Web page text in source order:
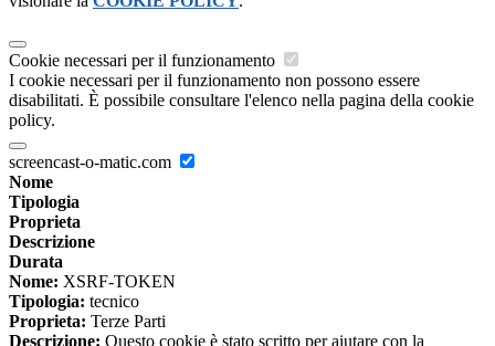
Cookie necessari per il funzionamento
I cookie necessari per il funzionamento non possono essere
disabilitati. È possibile consultare l'elenco nella pagina della cookie
policy.
screencast-o-matic.com
Nome
Tipologia
Proprieta
Descrizione
Durata
Nome: XSRF-TOKEN
Tipologia: tecnico
Proprieta: Terze Parti
Descrizione: Questo cookie è stato scritto per aiutare con la